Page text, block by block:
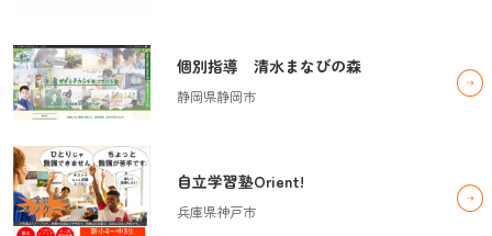
個別指導 清水まなびの森
静岡県静岡市
自立学習塾Orient!
兵庫県神戸市